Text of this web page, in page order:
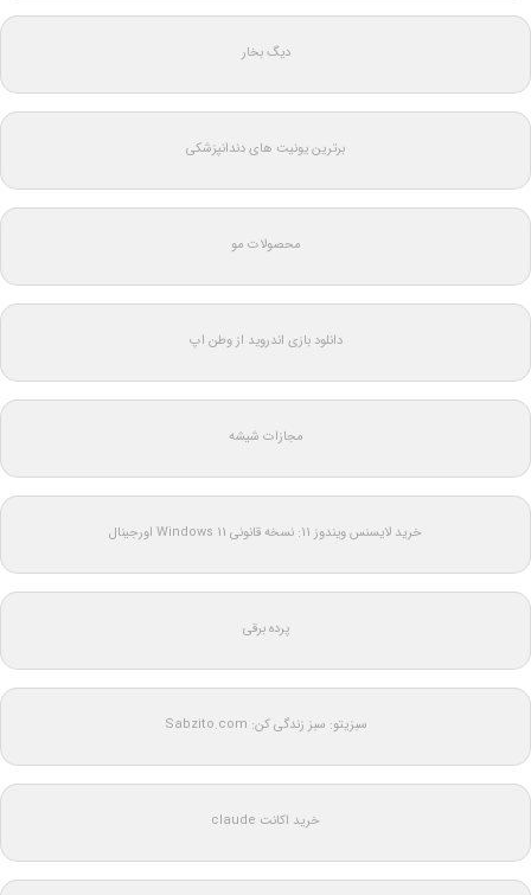
دیگ بخار
برترین یونیت های دندانپزشکی
محصولات مو
دانلود بازی اندروید از وطن اپ
مجازات شیشه
خرید لایسنس ویندوز 11: نسخه قانونی Windows 11 اورجینال
پرده برقی
سبزیتو: سبز زندگی کن: Sabzito.com
خرید اکانت claude